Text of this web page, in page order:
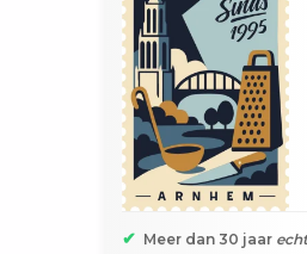
✔ Meer dan 30 jaar